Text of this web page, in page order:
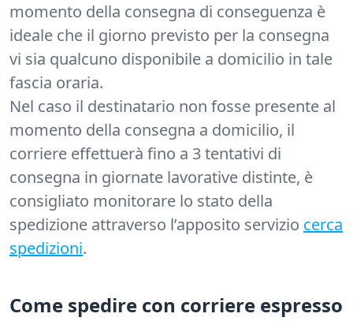
momento della consegna di conseguenza è
ideale che il giorno previsto per la consegna
vi sia qualcuno disponibile a domicilio in tale
fascia oraria.
Nel caso il destinatario non fosse presente al
momento della consegna a domicilio, il
corriere effettuerà fino a 3 tentativi di
consegna in giornate lavorative distinte, è
consigliato monitorare lo stato della
spedizione attraverso l’apposito servizio cerca
spedizioni.
Come spedire con corriere espresso